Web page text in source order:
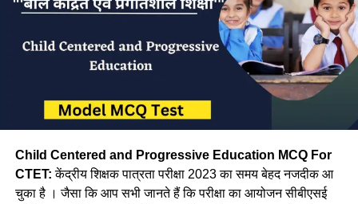
Child Centered and Progressive Education MCQ For
CTET: केंद्रीय शिक्षक पात्रता परीक्षा 2023 का समय बेहद नजदीक आ
चुका है । जैसा कि आप सभी जानते हैं कि परीक्षा का आयोजन सीबीएसई